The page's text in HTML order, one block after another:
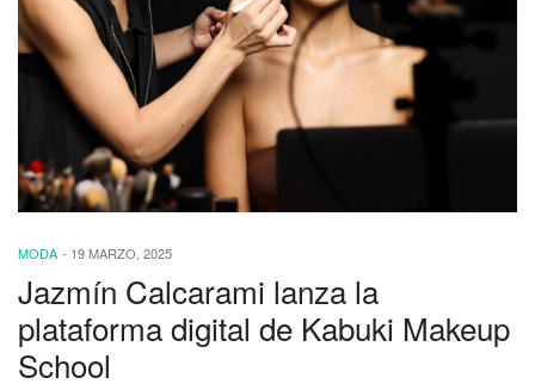
MODA - 19 MARZO, 2025
Jazmín Calcarami lanza la
plataforma digital de Kabuki Makeup
School